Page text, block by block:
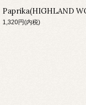
1,320円(内税)